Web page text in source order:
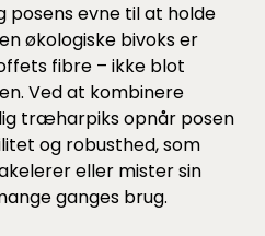
posens evne til at holde
økologiske bivoks er
fibre – ikke blot
Ved at kombinere
træharpiks opnår posen
og robusthed, som
eller mister sin
ganges brug.